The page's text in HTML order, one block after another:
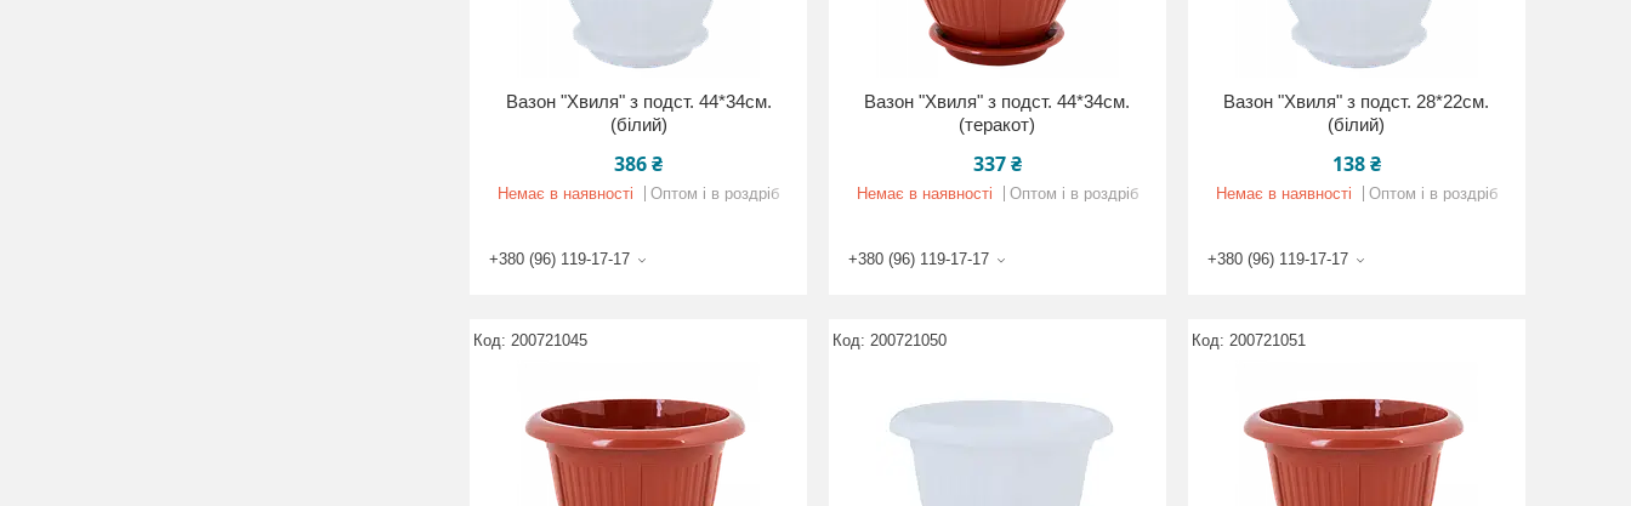
Вазон "Хвиля" з подст. 44*34см.
(білий)
386 ₴
Немає в наявності Оптом і в роздріб
+380 (96) 119-17-17
Вазон "Хвиля" з подст. 44*34см.
(теракот)
337 ₴
Немає в наявності Оптом і в роздріб
+380 (96) 119-17-17
Вазон "Хвиля" з подст. 28*22см.
(білий)
138 ₴
Немає в наявності Оптом і в роздріб
+380 (96) 119-17-17
200721045 200721050 200721051